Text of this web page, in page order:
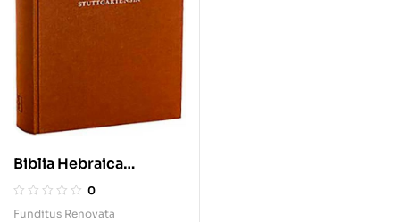
Biblia Hebraica
Stuttgartensia. Cartoné
– Letra Grande
0
Funditus Renovata